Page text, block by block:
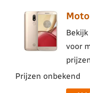
voor
Prijzen onbekend